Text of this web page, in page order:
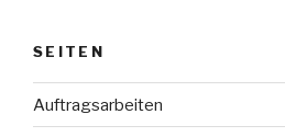
SEITEN
Auftragsarbeiten